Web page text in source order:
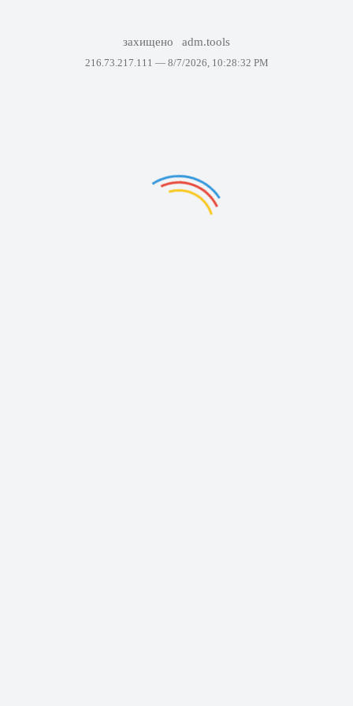
захищено adm.tools
216.73.217.111 — 8/7/2026, 10:28:32 PM